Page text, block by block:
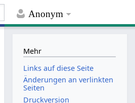
Anonym
Mehr
Links auf diese Seite
Änderungen an verlinkten
Seiten
Druckversion